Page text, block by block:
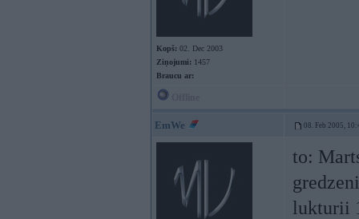
Kopš: 02. Dec 2003
Ziņojumi: 1457
Braucu ar:
EmWe 08. Feb 2005,
to:
lukturii